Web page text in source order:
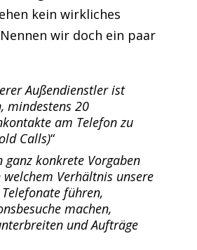
kein wirkliches
wir doch ein paar
Außendienstler ist
mindestens 20
am Telefon zu
Calls)“
konkrete Vorgaben
Verhältnis unsere
führen,
machen,
und Aufträge